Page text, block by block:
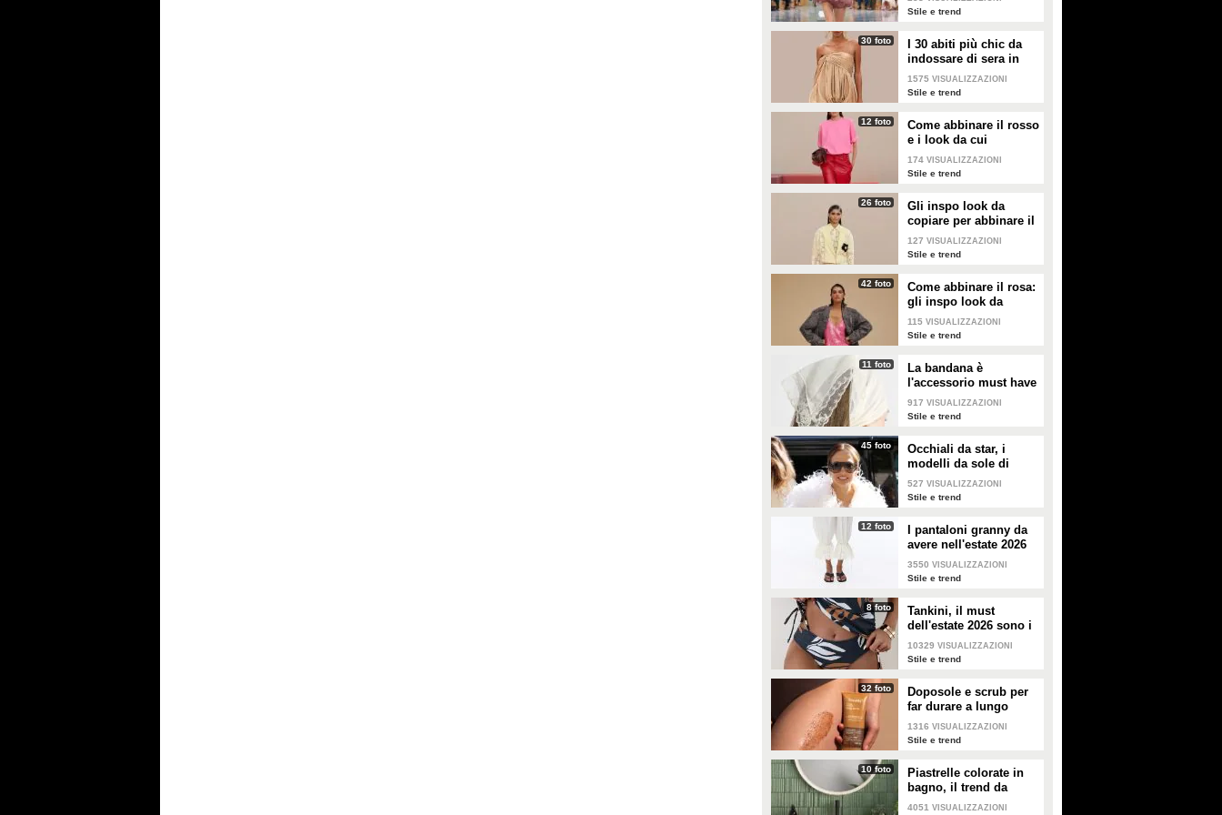
palloncino
Stile e trend
30 foto
I 30 abiti più chic da
indossare di sera in
estate
1575 VISUALIZZAZIONI
Stile e trend
12 foto
Come abbinare il rosso
e i look da cui
prendere ispirazione
174 VISUALIZZAZIONI
Stile e trend
26 foto
Gli inspo look da
copiare per abbinare il
giallo
127 VISUALIZZAZIONI
Stile e trend
42 foto
Come abbinare il rosa:
gli inspo look da
copiare
115 VISUALIZZAZIONI
Stile e trend
11 foto
La bandana è
l'accessorio must have
dell'estate 2026: i
modelli di tendenza
917 VISUALIZZAZIONI
Stile e trend
45 foto
Occhiali da star, i
modelli da sole di
tendenza per l'estate
2026
527 VISUALIZZAZIONI
Stile e trend
12 foto
I pantaloni granny da
avere nell'estate 2026
3550 VISUALIZZAZIONI
Stile e trend
8 foto
Tankini, il must
dell'estate 2026 sono i
costumi con la canotta
10329 VISUALIZZAZIONI
Stile e trend
32 foto
Doposole e scrub per
far durare a lungo
l'abbronzatura in estate
1316 VISUALIZZAZIONI
Stile e trend
10 foto
Piastrelle colorate in
bagno, il trend da
seguire in casa
4051 VISUALIZZAZIONI